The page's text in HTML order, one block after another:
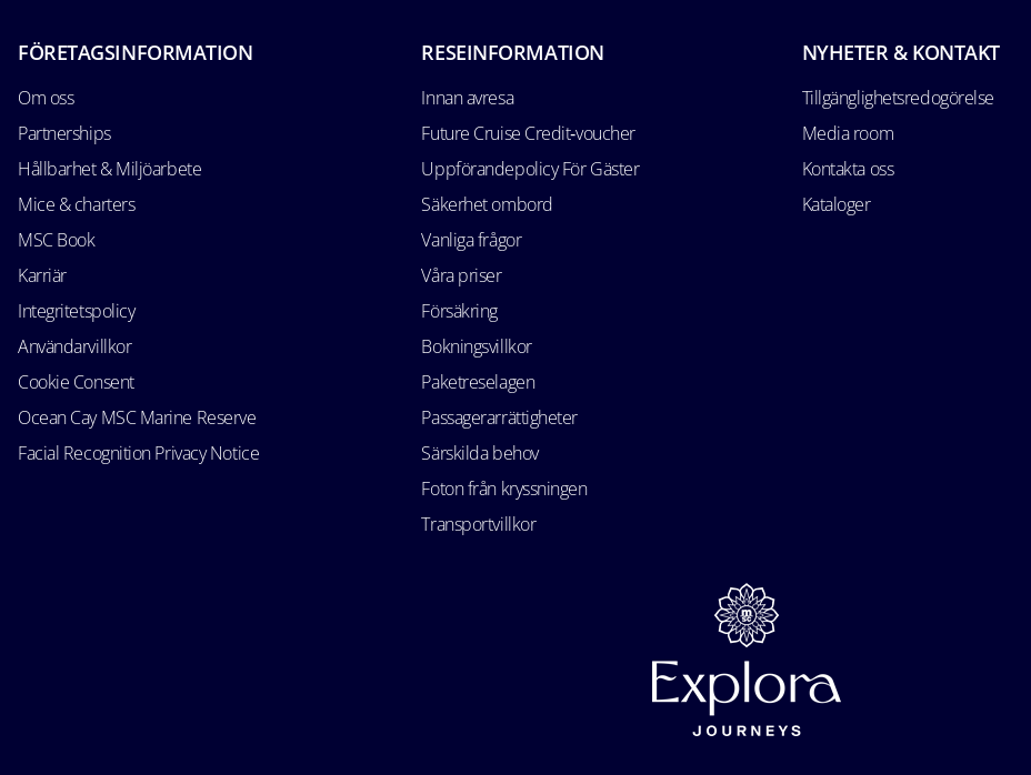
FÖRETAGSINFORMATION
Om oss
Partnerships
Hållbarhet & Miljöarbete
Mice & charters
MSC Book
Karriär
Integritetspolicy
Användarvillkor
Cookie Consent
Ocean Cay MSC Marine Reserve
Facial Recognition Privacy Notice
RESEINFORMATION
Innan avresa
Future Cruise Credit‑voucher
Uppförandepolicy För Gäster
Säkerhet ombord
Vanliga frågor
Våra priser
Försäkring
Bokningsvillkor
Paketreselagen
Passagerarrättigheter
Särskilda behov
Foton från kryssningen
Transportvillkor
NYHETER & KONTAKT
Tillgänglighetsredogörelse
Media room
Kontakta oss
Kataloger